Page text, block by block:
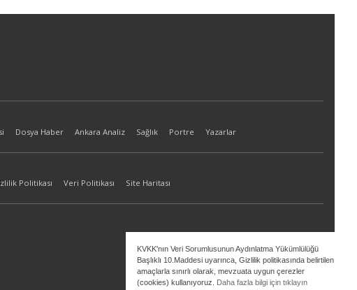
KVKK'nın Veri Sorumlusunun Aydınlatma Yükümlülüğü
Başlıklı 10.Maddesi uyarınca, Gizlilik politikasında belirtilen
amaçlarla sınırlı olarak, mevzuata uygun çerezler
(cookies) kullanıyoruz. Daha fazla bilgi için tıklayın
Dosya Haber Ankara Analiz Sağlık Portre Yazarlar
Politikası Veri Politikası Site Haritası